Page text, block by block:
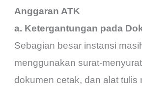
Anggaran ATK
a. Ketergantungan pada
Sebagian besar instansi
menggunakan surat-
dokumen cetak, dan alat tulis